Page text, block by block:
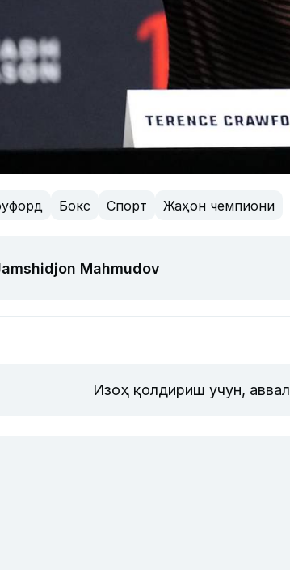
Бокс Спорт Жаҳон чемпиони
Mahmudov
Изоҳ қолдириш учун, аввал